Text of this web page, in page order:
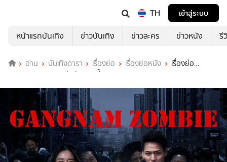
TH
เข้าสู่ระบบ
หน้าแรกบันเทิง
ข่าวบันเทิง ข่าวละคร ข่าวหนัง รี
อ่าน บันเทิงดารา เรื่องย่อ เรื่องย่อหนัง
เรื่องย่อ
Gangnam Zombie คังนัมซอมบี้